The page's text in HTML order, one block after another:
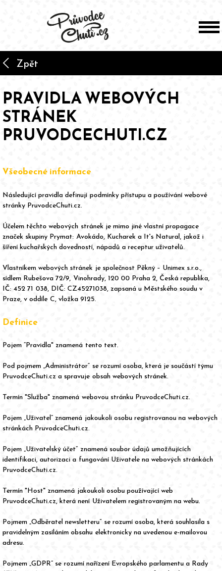
arrow_back_ios Zpět
PRAVIDLA WEBOVÝCH
STRÁNEK
PRUVODCECHUTI.CZ
Všeobecné informace
Následující pravidla definují podmínky přístupu a používání webové
stránky PruvodceChuti.cz.
Účelem těchto webových stránek je mimo jiné vlastní propagace
značek skupiny Prymat: Avokádo, Kucharek a It's Natural, jakož i
šíření kuchařských dovedností, nápadů a receptur uživatelů.
Vlastníkem webových stránek je společnost Pěkný – Unimex s.r.o.,
sídlem Rubešova 72/9, Vinohrady, 120 00 Praha 2, Česká republika,
IČ: 452 71 038, DIČ: CZ45271038, zapsaná u Městského soudu v
Praze, v oddíle C, vložka 9125.
Definice
Pojem “Pravidla" znamená tento text.
Pod pojmem „Administrátor“ se rozumí osoba, která je součástí týmu
PruvodceChuti.cz a spravuje obsah webových stránek.
Termín "Služba" znamená webovou stránku PruvodceChuti.cz.
Pojem „Uživatel“ znamená jakoukoli osobu registrovanou na webových
stránkách PruvodceChuti.cz.
Pojem „Uživatelský účet“ znamená soubor údajů umožňujících
identifikaci, autorizaci a fungování Uživatele na webových stránkách
PruvodceChuti.cz.
Termín "Host" znamená jakoukoli osobu používající web
PruvodceChuti.cz, která není Uživatelem registrovaným na webu.
Pojmem „Odběratel newsletteru“ se rozumí osoba, která souhlasila s
pravidelným zasíláním obsahu elektronicky na uvedenou e-mailovou
adresu.
Pojmem „GDPR“ se rozumí nařízení Evropského parlamentu a Rady